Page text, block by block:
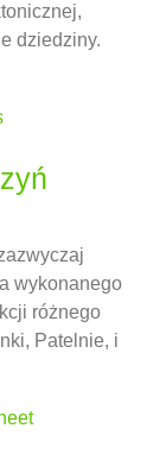
dziedziny.
wykonanego
różnego
Patelnie, i